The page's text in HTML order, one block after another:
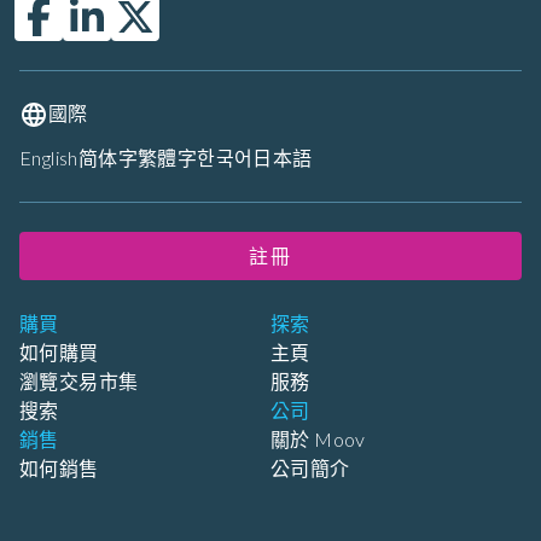
購買
如何購買
瀏覽交易市集
搜索
銷售
如何銷售
探索
主頁
服務
公司
關於 Moov
公司簡介
國際
English简体字繁體字한국어 日本語
註冊